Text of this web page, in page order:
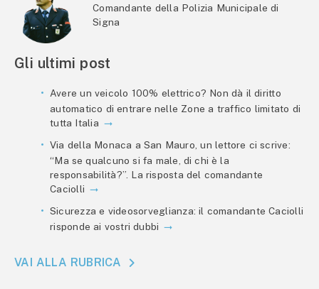
Comandante della Polizia Municipale di
Signa
Gli ultimi post
Avere un veicolo 100% elettrico? Non dà il diritto
automatico di entrare nelle Zone a traffico limitato di
tutta Italia
Via della Monaca a San Mauro, un lettore ci scrive:
“Ma se qualcuno si fa male, di chi è la
responsabilità?”. La risposta del comandante
Caciolli
Sicurezza e videosorveglianza: il comandante Caciolli
risponde ai vostri dubbi
VAI ALLA RUBRICA